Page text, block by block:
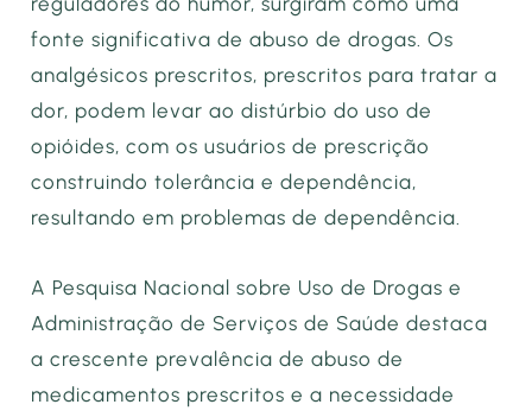
fonte significativa de abuso de drogas. Os
analgésicos prescritos, prescritos para tratar a
dor, podem levar ao distúrbio do uso de
opióides, com os usuários de prescrição
construindo tolerância e dependência,
resultando em problemas de dependência.
A Pesquisa Nacional sobre Uso de Drogas e
Administração de Serviços de Saúde destaca
a crescente prevalência de abuso de
medicamentos prescritos e a necessidade